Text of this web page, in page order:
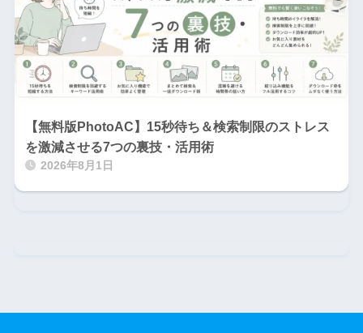
【無料版PhotoAC】15秒待ち＆検索制限のストレス
を激減させる7つの裏技・活用術
2026年8月1日